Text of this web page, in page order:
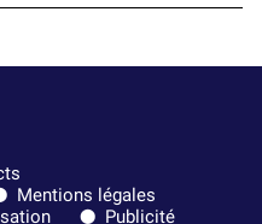
Mentions légales
Publicité